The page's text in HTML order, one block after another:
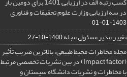
در سه ارزیابی وزارت علوم تحقیقات و فناوری
1403-01-01
تغییر مدیر مسئول مجله1400-10-27
مجله مخاطرات محیط طبیعی، بالاترین ضریب تأثیر
(Impact factor) در بین نشریات تخصصی مرتبط
با مخاطرات و نشریات دانشگاه سیستان و